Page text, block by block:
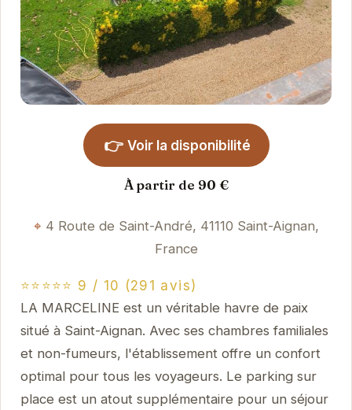
👉 Voir la disponibilité
À partir de 90 €
4 Route de Saint-André, 41110 Saint-Aignan,
France
⭐⭐⭐⭐⭐ 9 / 10 (291 avis)
LA MARCELINE est un véritable havre de paix
situé à Saint-Aignan. Avec ses chambres familiales
et non-fumeurs, l'établissement offre un confort
optimal pour tous les voyageurs. Le parking sur
place est un atout supplémentaire pour un séjour